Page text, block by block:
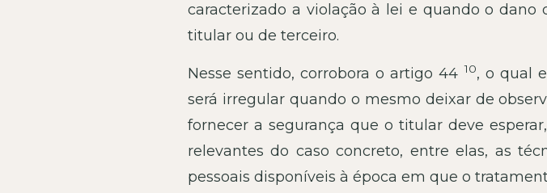
caracterizado a violação à lei e quando o dano
titular ou de terceiro.
Nesse sentido, corrobora o artigo 44 10, o qual
será irregular quando o mesmo deixar de
fornecer a segurança que o titular deve
relevantes do caso concreto, entre elas, as
pessoais disponíveis à época em que o